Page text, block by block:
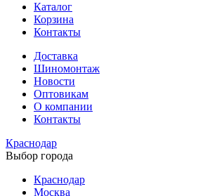
Каталог
Корзина
Контакты
Доставка
Шиномонтаж
Новости
Оптовикам
О компании
Контакты
Краснодар
Выбор города
Краснодар
Москва